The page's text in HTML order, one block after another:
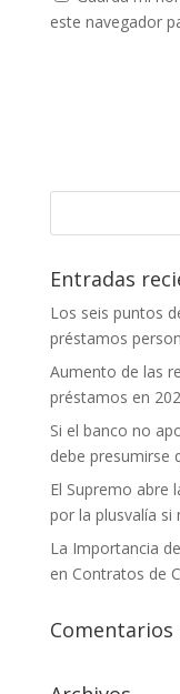
este navegador
Entradas
Los seis puntos
préstamos
Aumento de las
préstamos en
Si el banco no
debe presumirse
El Supremo abre
por la plusvalía
La Importancia
en Contratos de
Comentarios